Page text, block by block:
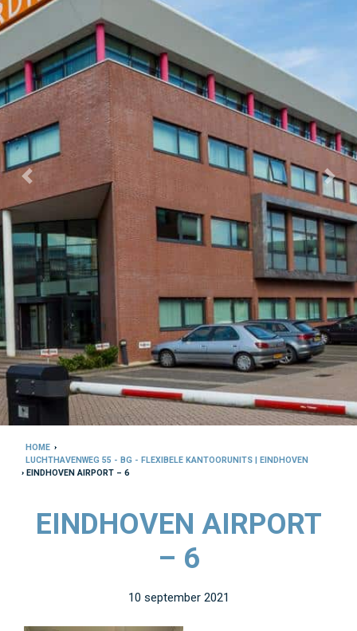
Previous Next
HOME ›
LUCHTHAVENWEG 55 - BG - FLEXIBELE KANTOORUNITS | EINDHOVEN
› EINDHOVEN AIRPORT – 6
EINDHOVEN AIRPORT
– 6
10 september 2021